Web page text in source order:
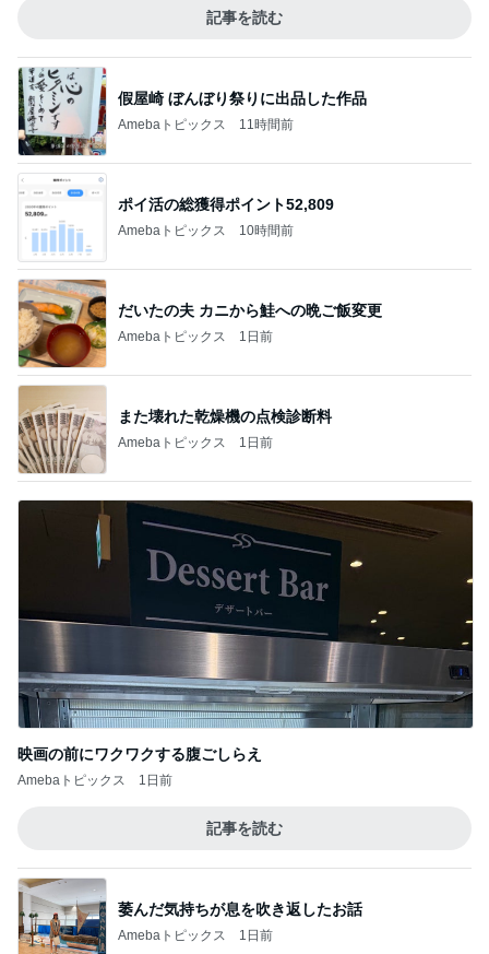
記事を読む
假屋崎 ぼんぼり祭りに出品した作品
Amebaトピックス 11時間前
ポイ活の総獲得ポイント52,809
Amebaトピックス 10時間前
だいたの夫 カニから鮭への晩ご飯変更
Amebaトピックス 1日前
また壊れた乾燥機の点検診断料
Amebaトピックス 1日前
映画の前にワクワクする腹ごしらえ
Amebaトピックス 1日前
記事を読む
萎んだ気持ちが息を吹き返したお話
Amebaトピックス 1日前